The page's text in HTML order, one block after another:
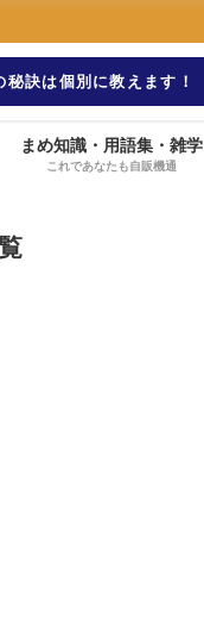
訣は個別に教えます！
まめ知識・用語集・雑学
これであなたも自販機通